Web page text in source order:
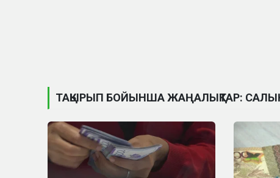
ТАҚЫРЫП БОЙЫНША ЖАҢАЛЫҚТАР: САЛЫҚ